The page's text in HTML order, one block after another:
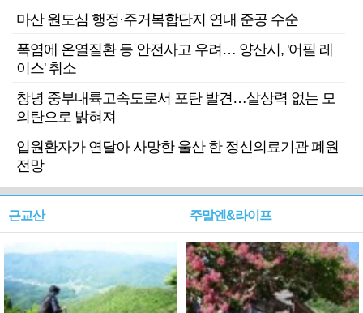
마산 원도심 행정·주거복합단지 연내 준공 수순
폭염에 온열질환 등 안전사고 우려… 양산시, '어필 레
이스' 취소
창녕 중부내륙고속도로서 포탄 발견…살상력 없는 모
의탄으로 밝혀져
입원환자가 연달아 사망한 울산 한 정신의료기관 폐원
전망
근교산 주말엔&라이프